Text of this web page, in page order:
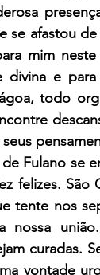
se afastou
mim
divina e
todo
Fulano se
felizes. São
tente nos
curadas.
vontade